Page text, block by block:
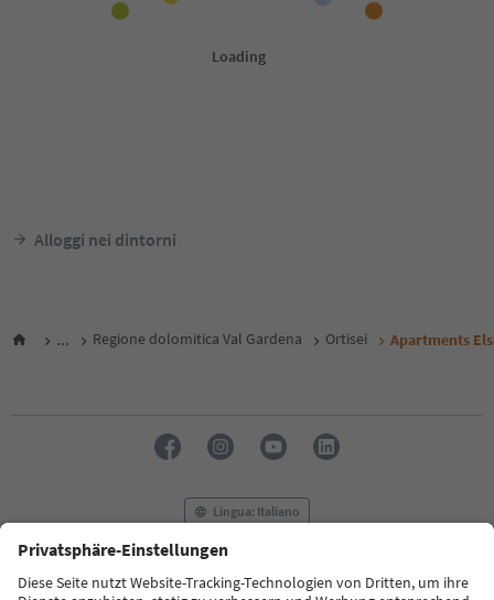
Alloggi nei dintorni
... Regione dolomitica Val Gardena Ortisei Apartments
Lingua: Italiano
FAQ Contatti Press MICE Privacy Policy